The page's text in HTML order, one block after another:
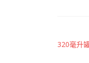
320毫升